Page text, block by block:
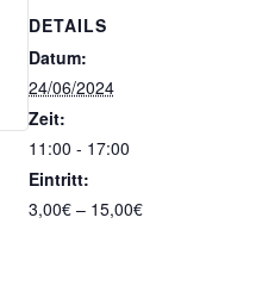
DETAILS
Datum:
24/06/2024
Zeit:
11:00 - 17:00
Eintritt:
3,00€ – 15,00€